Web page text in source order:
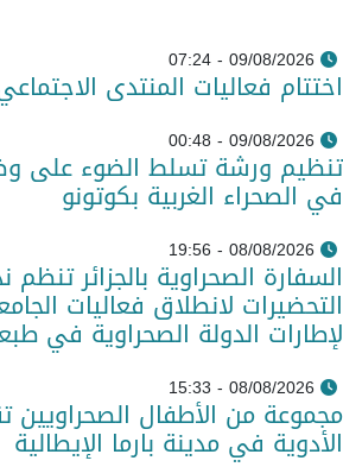
09/08/2026 - 07:24
اختتام فعاليات المنتدى
09/08/2026 - 00:48
تنظيم ورشة تسلط الضوء على
في الصحراء الغربية بكوتونو
08/08/2026 - 19:56
السفارة الصحراوية بالجزائر
التحضيرات لانطلاق فعاليات
لإطارات الدولة الصحراوية في
08/08/2026 - 15:33
مجموعة من الأطفال الصحراويين
الأدوية في مدينة بارما الإيطالية